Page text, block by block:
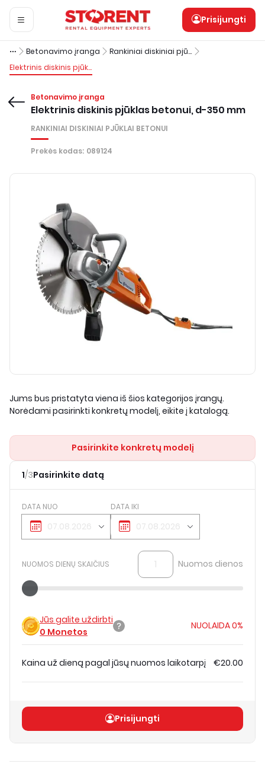
Prisijungti
Betonavimo įranga
Rankiniai diskiniai pjūklai betonui
Elektrinis diskinis pjūklas betonui, d-350 mm
Betonavimo įranga
Elektrinis diskinis pjūklas betonui, d-350 mm
RANKINIAI DISKINIAI PJŪKLAI BETONUI
Prekės kodas: 089124
Jums bus pristatyta viena iš šios kategorijos įrangų.
Norėdami pasirinkti konkretų modelį, eikite į katalogą.
Pasirinkite konkretų modelį
1/3Pasirinkite datą
DATA NUO DATA IKI
NUOMOS DIENŲ SKAIČIUS Nuomos dienos
Jūs galite uždirbti
0 Monetos
NUOLAIDA0%
Kaina už dieną pagal jūsų nuomos laikotarpį €20.00
Prisijungti